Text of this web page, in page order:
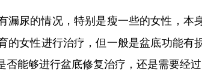
漏尿的情况，特别是瘦一些的女性，本
的女性进行治疗，但一般是盆底功能
能够进行盆底修复治疗，还是需要经过